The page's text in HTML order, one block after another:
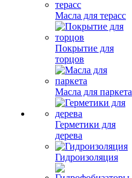
Масла для терасс
Покрытие для
торцов
Масла для паркета
Герметики для
дерева
Гидроизоляция